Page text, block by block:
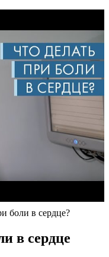
боли в сердце?
в сердце